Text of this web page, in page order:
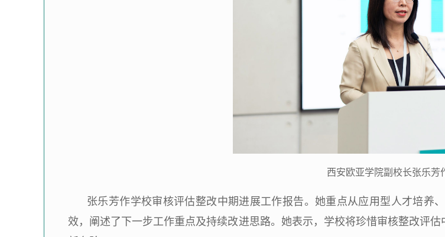
西安欧亚学院副校长张乐芳
张乐芳作学校审核评估整改中期进展工作报告。她重点从应用型人才培养
效，阐述了下一步工作重点及持续改进思路。她表示，学校将珍惜审核整改评